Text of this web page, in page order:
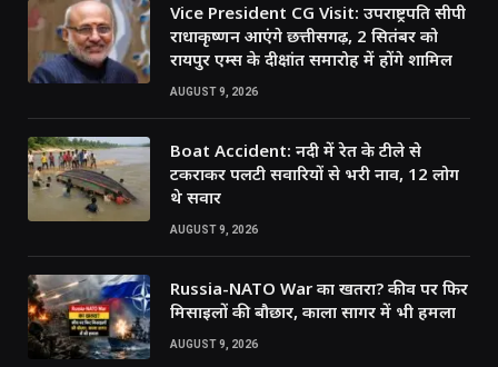
Vice President CG Visit: उपराष्ट्रपति सीपी
राधाकृष्णन आएंगे छत्तीसगढ़, 2 सितंबर को
रायपुर एम्स के दीक्षांत समारोह में होंगे शामिल
AUGUST 9, 2026
Boat Accident: नदी में रेत के टीले से
टकराकर पलटी सवारियों से भरी नाव, 12 लोग
थे सवार
AUGUST 9, 2026
Russia-NATO War का खतरा? कीव पर फिर
मिसाइलों की बौछार, काला सागर में भी हमला
AUGUST 9, 2026